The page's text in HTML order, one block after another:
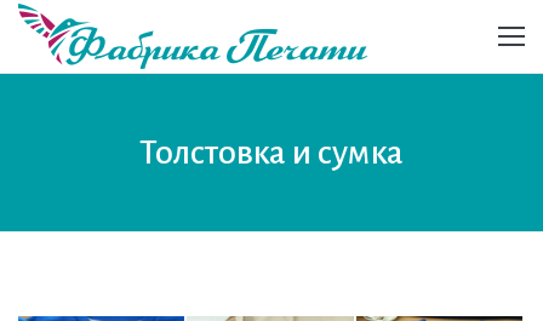
Толстовка и сумка